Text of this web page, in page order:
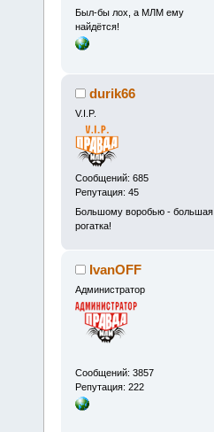
Был-бы лох, а МЛМ ему
найдётся!
durik66
V.I.P.
Сообщений: 685
Репутация: 45
Большому воробью - большая
рогатка!
IvanOFF
Администратор
Сообщений: 3857
Репутация: 222